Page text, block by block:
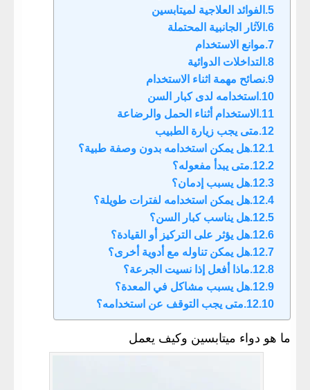
الفوائد العلاجية لميتابسين
الآثار الجانبية المحتملة
موانع الاستخدام
التداخلات الدوائية
نصائح مهمة اثناء الاستخدام
استخدامه لدى كبار السن
الاستخدام أثناء الحمل والرضاعة
متى يجب زيارة الطبيب
هل يمكن استخدامه بدون وصفة طبية؟
متى يبدأ مفعوله؟
هل يسبب إدمان؟
هل يمكن استخدامه لفترات طويلة؟
هل يناسب كبار السن؟
هل يؤثر على التركيز أو القيادة؟
هل يمكن تناوله مع أدوية أخرى؟
ماذا أفعل إذا نسيت الجرعة؟
هل يسبب مشاكل في المعدة؟
متى يجب التوقف عن استخدامه؟
ما هو دواء ميتابسين وكيف يعمل